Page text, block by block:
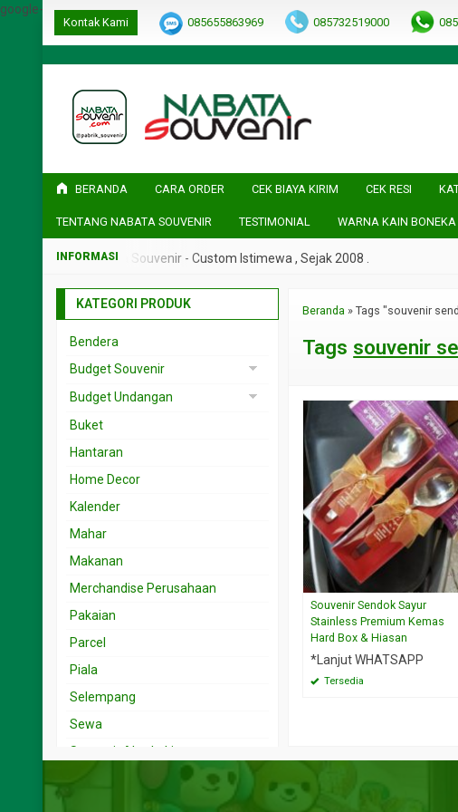
google-site-verification=ulGFAYaRwT3xFs4fCyDEYtZPCSlyYvbOPvhRRObUW-A
Kontak Kami 085655863969 085732519000
BERANDA CARA ORDER CEK BIAYA KIRIM CEK RESI
TENTANG NABATA SOUVENIR TESTIMONIAL WARNA KAIN BONEKA
Nabata Souvenir - Custom Istimewa , Sejak 2008 .
Beranda »Tags "souvenir
Tags souvenir
Souvenir Sendok Sayur
Stainless Premium Kemas
Hard Box & Hiasan
*Lanjut WHATSAPP
Tersedia
KATEGORI PRODUK
Bendera
Budget Souvenir
Souvenir < 5rb
Souvenir 15.001 < 25 rb
Souvenir 25.001 < 50 rb
Souvenir 5.001 < 15 rb
Souvenir 50.001 < 100 rb
Budget Undangan
Undangan 1rb – 2rb
Undangan 2.001- 3rb
Undangan 3.001 – 5rb
Undangan 5.001 – 10rb
Undangan 501-999
Buket
Hantaran
Home Decor
Kalender
Mahar
Makanan
Merchandise Perusahaan
Pakaian
Parcel
Piala
Selempang
Sewa
Souvenir Alas kaki
Souvenir Alat Tulis
Souvenir Asbak